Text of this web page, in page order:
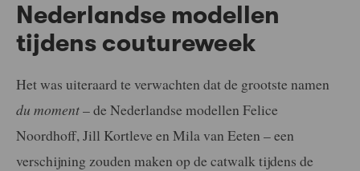
Nederlandse modellen
tijdens coutureweek
Het was uiteraard te verwachten dat de grootste namen
du moment– de Nederlandse modellen Felice
Noordhoff, Jill Kortleve en Mila van Eeten – een
verschijning zouden maken op de catwalk tijdens de